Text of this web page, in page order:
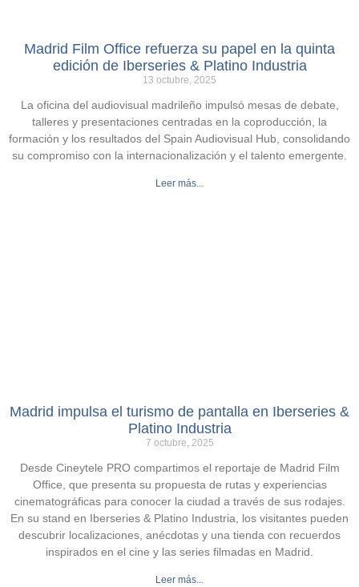
Madrid Film Office refuerza su papel en la quinta
edición de Iberseries & Platino Industria
13 octubre, 2025
La oficina del audiovisual madrileño impulsó mesas de debate,
talleres y presentaciones centradas en la coproducción, la
formación y los resultados del Spain Audiovisual Hub, consolidando
su compromiso con la internacionalización y el talento emergente.
Leer más...
Madrid impulsa el turismo de pantalla en Iberseries &
Platino Industria
7 octubre, 2025
Desde Cineytele PRO compartimos el reportaje de Madrid Film
Office, que presenta su propuesta de rutas y experiencias
cinematográficas para conocer la ciudad a través de sus rodajes.
En su stand en Iberseries & Platino Industria, los visitantes pueden
descubrir localizaciones, anécdotas y una tienda con recuerdos
inspirados en el cine y las series filmadas en Madrid.
Leer más...